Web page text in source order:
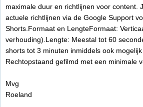
maximale duur en richtlijnen voor content.
actuele richtlijnen via de Google Support
Shorts.Formaat en LengteFormaat:
verhouding).Lengte: Meestal tot 60
shorts tot 3 minuten inmiddels ook
Rechtopstaand gefilmd met een minimale
Mvg
Roeland